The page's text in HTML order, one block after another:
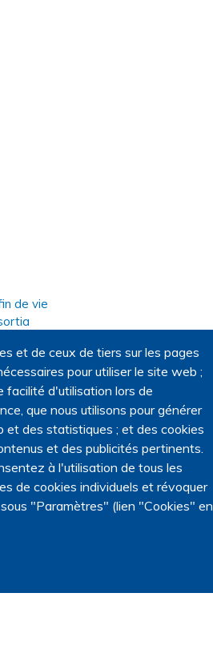
et de ceux de tiers sur les pages
pour utiliser le site web ;
facilité d'utilisation lors de
que nous utilisons pour générer
et des statistiques ; et des cookies
et des publicités pertinents.
à l'utilisation de tous les
de cookies individuels et révoquer
"Paramètres" (lien "Cookies" en
de vie